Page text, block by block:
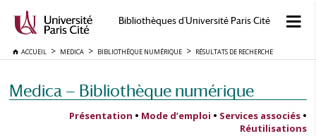
Bibliothèques d'Université Paris Cité
ACCUEIL MEDICA BIBLIOTHÈQUE NUMÉRIQUE RÉSULTATS DE RECHERCHE
Medica — Bibliothèque numérique
Présentation • Mode d’emploi • Services associés •
Réutilisations